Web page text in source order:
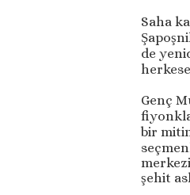
Saha
de
Genç
bir
şehit